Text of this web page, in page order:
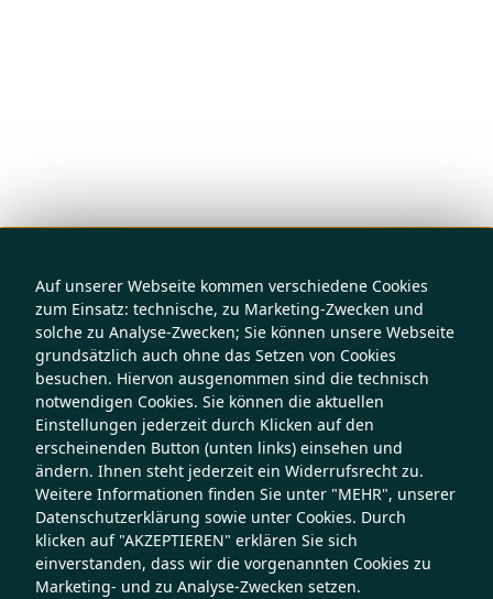
Auf unserer Webseite kommen verschiedene Cookies
zum Einsatz: technische, zu Marketing-Zwecken und
solche zu Analyse-Zwecken; Sie können unsere Webseite
grundsätzlich auch ohne das Setzen von Cookies
besuchen. Hiervon ausgenommen sind die technisch
notwendigen Cookies. Sie können die aktuellen
Einstellungen jederzeit durch Klicken auf den
erscheinenden Button (unten links) einsehen und
ändern. Ihnen steht jederzeit ein Widerrufsrecht zu.
Weitere Informationen finden Sie unter "MEHR", unserer
Datenschutzerklärung sowie unter Cookies. Durch
klicken auf "AKZEPTIEREN" erklären Sie sich
einverstanden, dass wir die vorgenannten Cookies zu
Marketing- und zu Analyse-Zwecken setzen.